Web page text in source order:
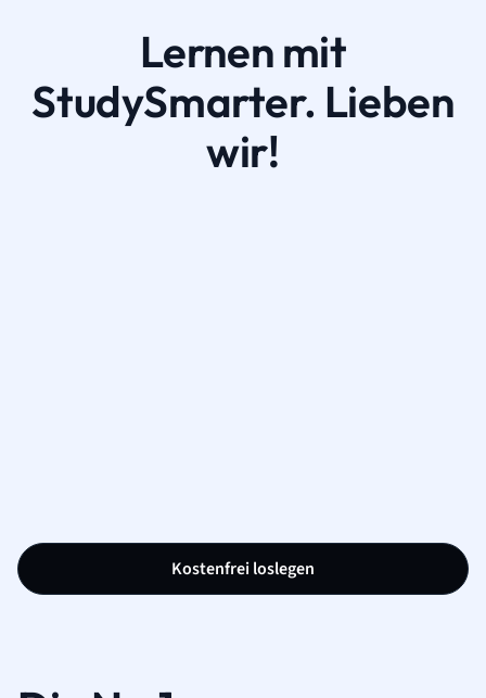
Lernen mit
StudySmarter. Lieben
wir!
Kostenfrei loslegen